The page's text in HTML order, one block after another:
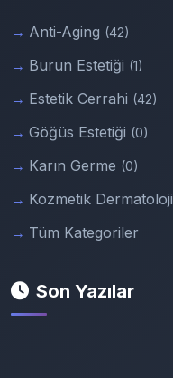
Anti-Aging (42)
Burun Estetiği (1)
Estetik Cerrahi (42)
Göğüs Estetiği (0)
Karın Germe (0)
Kozmetik Dermatoloji
Tüm Kategoriler
Son Yazılar